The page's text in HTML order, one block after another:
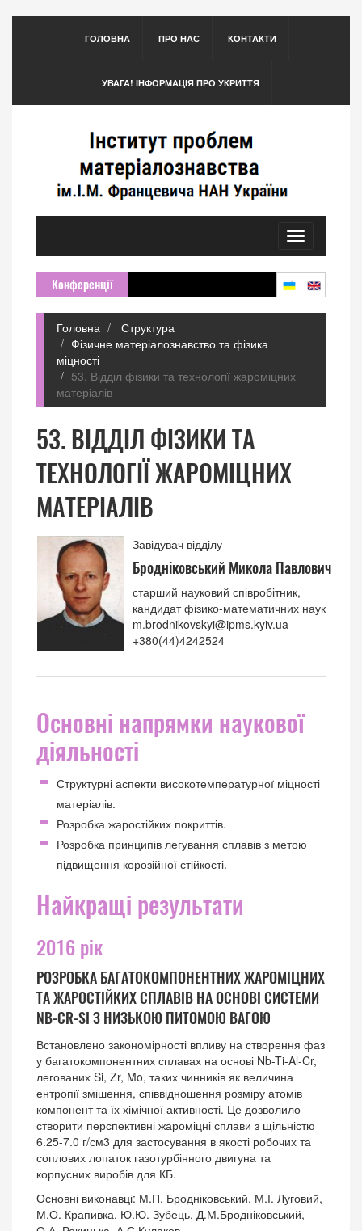
ГОЛОВНА ПРО НАС КОНТАКТИ
УВАГА! ІНФОРМАЦІЯ ПРО УКРИТТЯ
Toggle
navigation
Конференції
Головна
Структура
Фізичне матеріалознавство та фізика
міцності
53. Відділ фізики та технології жароміцних
матеріалів
53. ВІДДІЛ ФІЗИКИ ТА
ТЕХНОЛОГІЇ ЖАРОМІЦНИХ
МАТЕРІАЛІВ
Завідувач відділу
Бродніковський Микола Павлович
старший науковий співробітник,
кандидат фізико-математичних наук
m.brodnikovskyi@ipms.kyiv.ua
+380(44)4242524
Основні напрямки наукової
діяльності
Структурні аспекти високотемпературної міцності
матеріалів.
Розробка жаростійких покриттів.
Розробка принципів легування сплавів з метою
підвищення корозійної стійкості.
Найкращі результати
2016 рік
РОЗРОБКА БАГАТОКОМПОНЕНТНИХ ЖАРОМІЦНИХ
ТА ЖАРОСТІЙКИХ СПЛАВІВ НА ОСНОВІ СИСТЕМИ
NB-CR-SI З НИЗЬКОЮ ПИТОМОЮ ВАГОЮ
Встановлено закономірності впливу на створення фаз
у багатокомпонентних сплавах на основі Nb-Ti-Al-Cr,
легованих Si, Zr, Mo, таких чинників як величина
ентропії змішення, співвідношення розміру атомів
компонент та їх хімічної активності. Це дозволило
створити перспективні жароміцні сплави з щільністю
6.25-7.0 г/см3 для застосування в якості робочих та
соплових лопаток газотурбінного двигуна та
корпусних виробів для КБ.
Основні виконавці: М.П. Бродніковський, М.І. Луговий,
М.О. Крапивка, Ю.Ю. Зубець, Д.М.Бродніковський,